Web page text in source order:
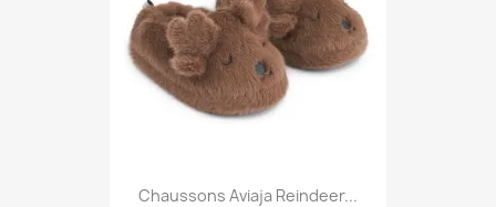
Chaussons Aviaja Reindeer...